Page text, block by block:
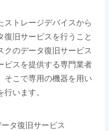
ストレージデバイスから
復旧サービスを行うこと
クのデータ復旧サービス
ビスを提供する専門業者
そこで専用の機器を用い
います。
タ復旧サービス